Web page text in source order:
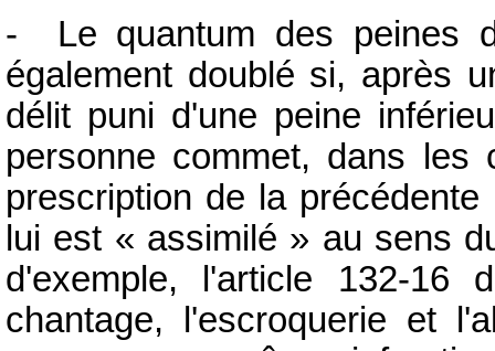
- Le quantum des peines
également doublé si, après
délit puni d'une peine
personne commet, dans
prescription de la
lui est « assimilé » au sens
d'exemple, l'article 132-16
chantage, l'escroquerie et